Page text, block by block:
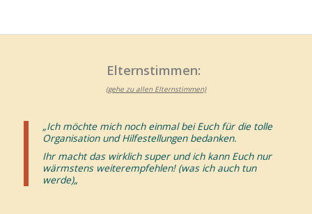
Elternstimmen:
(gehe zu allen Elternstimmen)
„Ich möchte mich noch einmal bei Euch für die tolle
Organisation und Hilfestellungen bedanken.
Ihr macht das wirklich super und ich kann Euch nur
wärmstens weiterempfehlen! (was ich auch tun
werde)„